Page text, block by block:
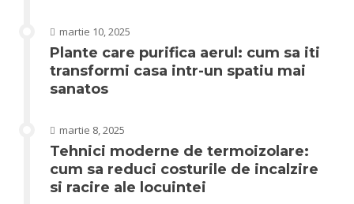
martie 10, 2025
Plante care purifica aerul: cum sa iti
transformi casa intr-un spatiu mai
sanatos
martie 8, 2025
Tehnici moderne de termoizolare:
cum sa reduci costurile de incalzire
si racire ale locuintei